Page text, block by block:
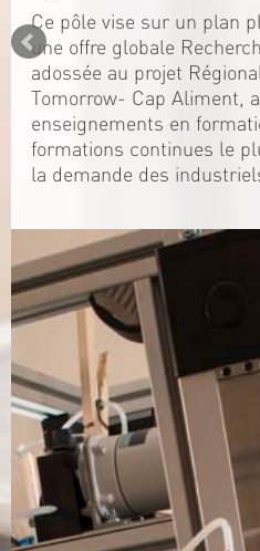
Ce pôle vise sur un plan
une offre globale
adossée au projet
Tomorrow- Cap Aliment,
enseignements en
formations continues le
la demande des